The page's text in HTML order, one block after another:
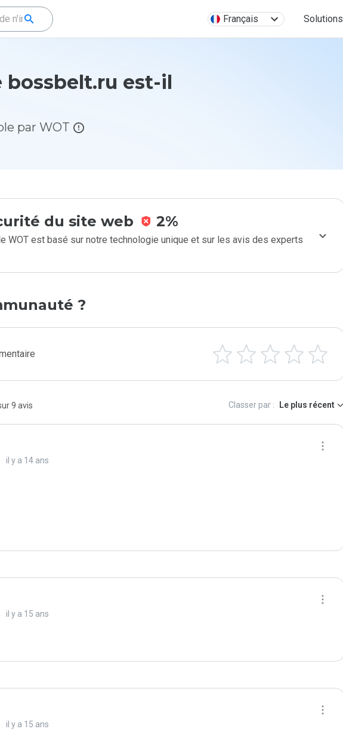
Français Solutions
bossbelt.ru est-il
par WOT
du site web 2%
WOT est basé sur notre technologie unique et sur les avis des experts
?
9 avis Classer par : Le plus récent
il y a 14 ans
il y a 15 ans
il y a 15 ans